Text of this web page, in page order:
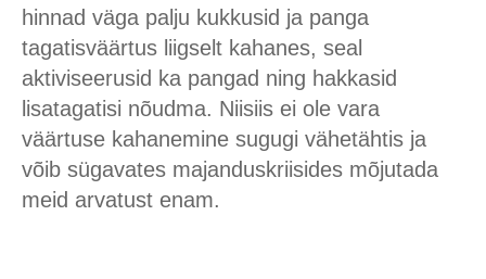
hinnad väga palju kukkusid ja panga
tagatisväärtus liigselt kahanes, seal
aktiviseerusid ka pangad ning hakkasid
lisatagatisi nõudma. Niisiis ei ole vara
väärtuse kahanemine sugugi vähetähtis ja
võib sügavates majanduskriisides mõjutada
meid arvatust enam.